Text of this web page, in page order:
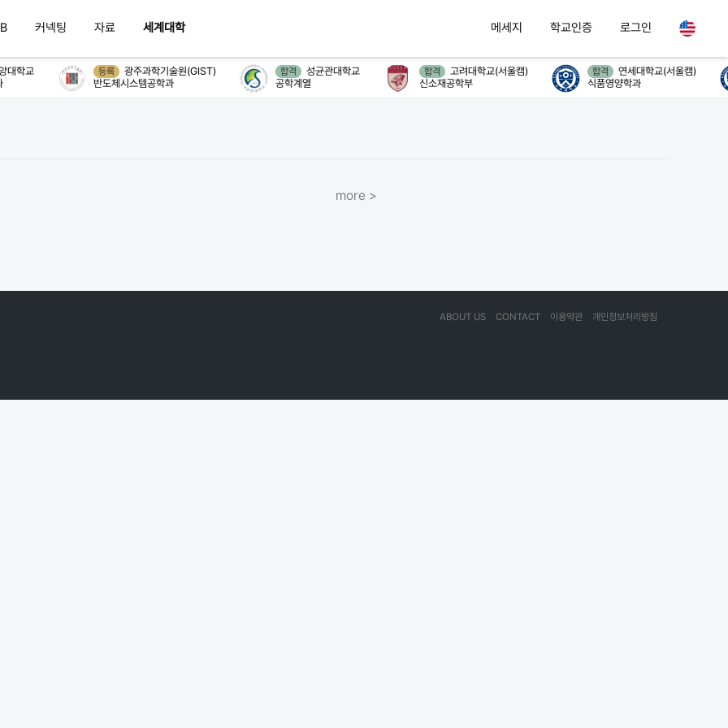
커넥팅 자료 세계대학 메세지 학교인증 로그인
학교
등록
광주과학기술원(GIST)
반도체시스템공학과
합격
성균관대학교
공학계열
합격
고려대학교(서울캠)
신소재공학부
합격
연세대학교(서울캠)
식품영양학과
more >
개인정보처리방침
이용약관
CONTACT
ABOUT US